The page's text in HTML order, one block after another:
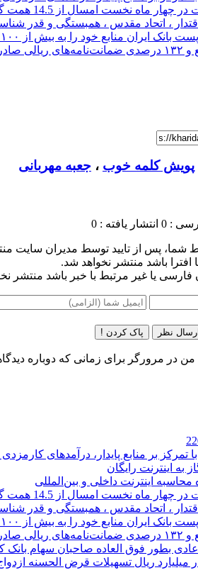
ماه نخست امسال از 14.5 همت گذشت
، اتحاد مقدس ، همبستگی و قدر
پویش کلمه خوب ، جعبه مهربانی
: 0 انتشار یافته : 0
پس از تایید توسط مدیران سایت
باشد منتشر نخواهد شد.
فارسی یا غیر مرتبط با خبر باشد منتشر
ارسال نظر پاک کردن !
من در مرورگر برای زمانی که دوباره
تمرکز بر منابع پایدار، درآمدهای
به اینترنت رایگان
اینترنت داخلی و بین‌المللی
ماه نخست امسال از 14.5 همت گذشت
، اتحاد مقدس ، همبستگی و قدر
بطور فوق العاده صاحبان سهام بانک